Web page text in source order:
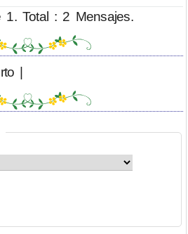
1. Total : 2 Mensajes.
|